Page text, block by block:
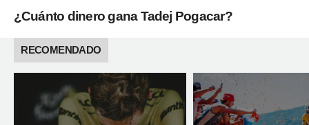
¿Cuánto dinero gana Tadej Pogacar?
RECOMENDADO